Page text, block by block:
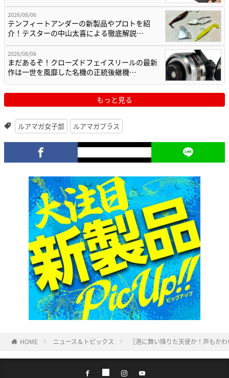
2026/08/06
テンフィートアンダーの新製品やプロトを紹
介！テスターの中山太喜による徹底解説…
2026/08/06
まだあるぞ！クローズドフェイスリールの最新
作は一世を風靡した名機の正統後継機…
もっと見る
ルアマガ女子部 ルアマガプラス
HOME ニュース＆トピックス ［港に舞い降りた天使か！声もか